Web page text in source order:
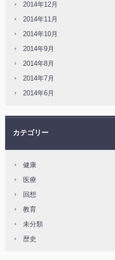
2014年12月
2014年11月
2014年10月
2014年9月
2014年8月
2014年7月
2014年6月
カテゴリー
健康
医療
回想
教育
未分類
歴史